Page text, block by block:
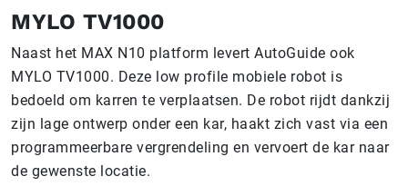
MYLO TV1000
Naast het MAX N10 platform levert AutoGuide ook
MYLO TV1000. Deze low profile mobiele robot is
bedoeld om karren te verplaatsen. De robot rijdt dankzij
zijn lage ontwerp onder een kar, haakt zich vast via een
programmeerbare vergrendeling en vervoert de kar naar
de gewenste locatie.